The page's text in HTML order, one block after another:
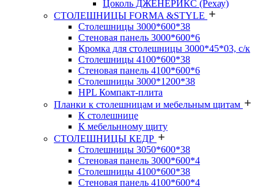
Цоколь ДЖЕНЕРИКС (Рехау)
СТОЛЕШНИЦЫ FORMA &STYLE
Столешницы 3000*600*38
Стеновая панель 3000*600*6
Кромка для столешницы 3000*45*03, с/к
Столешницы 4100*600*38
Стеновая панель 4100*600*6
Столешницы 3000*1200*38
HPL Компакт-плита
Планки к столешницам и мебельным щитам
К столешнице
К мебельнному щиту
СТОЛЕШНИЦЫ КЕДР
Столешницы 3050*600*38
Стеновая панель 3000*600*4
Столешницы 4100*600*38
Стеновая панель 4100*600*4